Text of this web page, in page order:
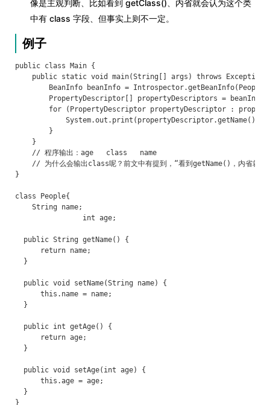
像是主观判断、比如看到 getClass()、内省就会认为这个类
中有 class 字段、但事实上则不一定。
例子
public class Main {
    public static void main(String[] args) throws Exception{
BeanInfo beanInfo =
PropertyDescriptor[] propertyDescriptors =
for (PropertyDescriptor propertyDescriptor :
System.out.print(propertyDescriptor.getName()+"
        }
    }
    // 程序输出：age   class   name
// 为什么会输出class呢？前文中有提到，“看到getName()，内省就会
}
class People{
    String name;
		int age;
  public String getName() {
      return name;
  }
  public void setName(String name) {
      this.name = name;
  }
  public int getAge() {
      return age;
  }
  public void setAge(int age) {
      this.age = age;
  }